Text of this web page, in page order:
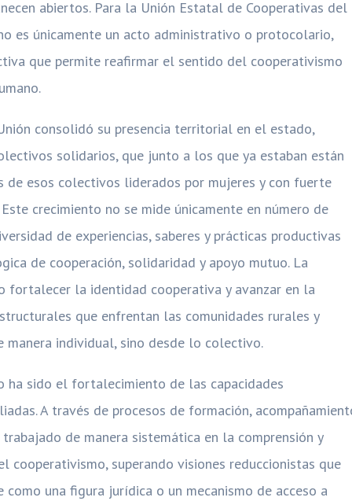
abiertos. Para la Unión Estatal de Cooperativas del
es únicamente un acto administrativo o protocolario,
que permite reafirmar el sentido del cooperativismo
consolidó su presencia territorial en el estado,
solidarios, que junto a los que ya estaban están
de esos colectivos liderados por mujeres y con fuerte
crecimiento no se mide únicamente en número de
de experiencias, saberes y prácticas productivas
de cooperación, solidaridad y apoyo mutuo. La
fortalecer la identidad cooperativa y avanzar en la
que enfrentan las comunidades rurales y
manera individual, sino desde lo colectivo.
ha sido el fortalecimiento de las capacidades
A través de procesos de formación,
de manera sistemática en la comprensión y
cooperativismo, superando visiones reduccionistas que
una figura jurídica o un mecanismo de acceso a